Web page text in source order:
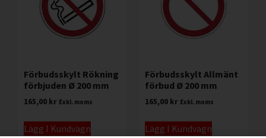
Förbudsskylt Rökning
förbjuden Ø 200 mm
165,00 kr Exkl. moms
Lägg I Kundvagn
Förbudsskylt Allmänt
förbud Ø 200 mm
165,00 kr Exkl. moms
Lägg I Kundvagn